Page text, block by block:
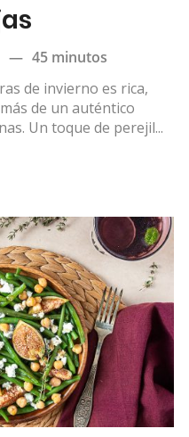
— 45 minutos
de invierno es rica,
de un auténtico
Un toque de perejil...